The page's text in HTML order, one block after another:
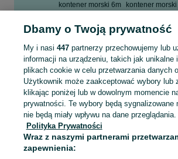
kontener morski 6m
kontener morski
Zobacz Więcej
Mapa kategorii
Mapa miejscowości
Mapa ministron
Popularne wyszukiwania
Dbamy o Twoją prywatność
My i nasi 447partnerzy przechowujemy lub
informacji na urządzeniu, takich jak unikalne
plikach cookie w celu przetwarzania danych
Użytkownik może zaakceptować wybory lub
klikając poniżej lub w dowolnym momencie
prywatności. Te wybory będą sygnalizowane
nie będą miały wpływu na dane przeglądania.
Polityka Prywatności
Wraz z naszymi partnerami
zapewnienia: